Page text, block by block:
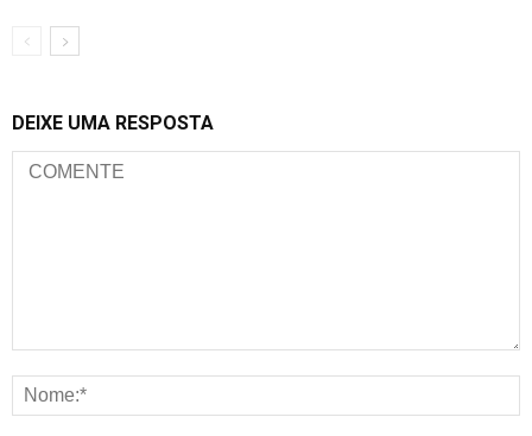
DEIXE UMA RESPOSTA